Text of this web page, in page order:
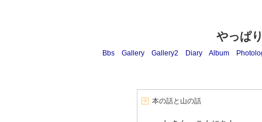
やっぱ
Bbs Gallery Gallery2 Diary Album
本の話と山の話